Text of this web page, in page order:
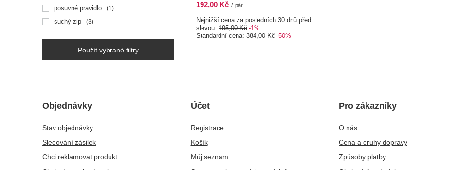
posuvné pravidlo 1
suchý zip 3
Použít vybrané filtry
192,00 Kč / pár
Nejnižší cena za posledních 30 dnů před
slevou: 195,00 Kč -1%
Standardní cena: 384,00 Kč -50%
Objednávky
Stav objednávky
Sledování zásilek
Chci reklamovat produkt
Účet
Registrace
Košík
Můj seznam
Pro zákazníky
O nás
Cena a druhy dopravy
Způsoby platby